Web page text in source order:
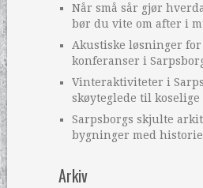
Når små sår gjør
bør du vite om after i
Akustiske løsninger for
konferanser i
Vinteraktiviteter i
skøyteglede til koselige
Sarpsborgs skjulte
bygninger med historie
Arkiv